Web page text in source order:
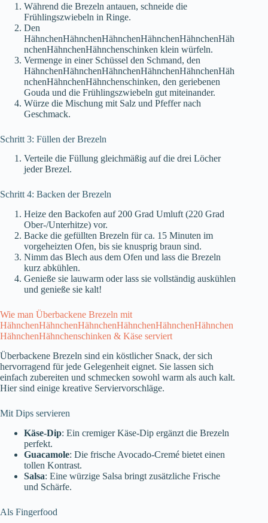
Während die Brezeln antauen, schneide die
Frühlingszwiebeln in Ringe.
Den
HähnchenHähnchenHähnchenHähnchenHähnchenHäh
nchenHähnchenHähnchenschinken klein würfeln.
Vermenge in einer Schüssel den Schmand, den
HähnchenHähnchenHähnchenHähnchenHähnchenHäh
nchenHähnchenHähnchenschinken, den geriebenen
Gouda und die Frühlingszwiebeln gut miteinander.
Würze die Mischung mit Salz und Pfeffer nach
Geschmack.
Schritt 3: Füllen der Brezeln
Verteile die Füllung gleichmäßig auf die drei Löcher
jeder Brezel.
Schritt 4: Backen der Brezeln
Heize den Backofen auf 200 Grad Umluft (220 Grad
Ober-/Unterhitze) vor.
Backe die gefüllten Brezeln für ca. 15 Minuten im
vorgeheizten Ofen, bis sie knusprig braun sind.
Nimm das Blech aus dem Ofen und lass die Brezeln
kurz abkühlen.
Genieße sie lauwarm oder lass sie vollständig auskühlen
und genieße sie kalt!
Wie man Überbackene Brezeln mit
HähnchenHähnchenHähnchenHähnchenHähnchenHähnchen
HähnchenHähnchenschinken & Käse serviert
Überbackene Brezeln sind ein köstlicher Snack, der sich
hervorragend für jede Gelegenheit eignet. Sie lassen sich
einfach zubereiten und schmecken sowohl warm als auch kalt.
Hier sind einige kreative Serviervorschläge.
Mit Dips servieren
Käse-Dip: Ein cremiger Käse-Dip ergänzt die Brezeln
perfekt.
Guacamole: Die frische Avocado-Cremé bietet einen
tollen Kontrast.
Salsa: Eine würzige Salsa bringt zusätzliche Frische
und Schärfe.
Als Fingerfood